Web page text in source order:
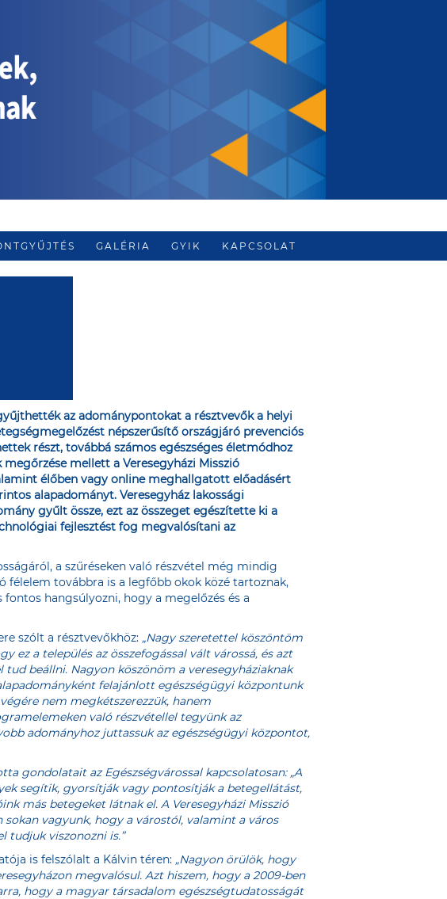
GALÉRIA GYIK KAPCSOLAT
az adománypontokat a résztvevők a helyi
népszerűsítő országjáró prevenciós
részt, továbbá számos egészséges életmódhoz
mellett a Veresegyházi Misszió
élőben vagy online meghallgatott előadásért
alapadományt. Veresegyház lakossági
gyűlt össze, ezt az összeget egészítette ki a
fejlesztést fog megvalósítani az
a szűréseken való részvétel még mindig
félelem továbbra is a legfőbb okok közé tartoznak,
hangsúlyozni, hogy a megelőzés és a
szólt a résztvevőkhöz: „Nagy szeretettel köszöntöm
ez a település az összefogással vált várossá, és azt
beállni. Nagyon köszönöm a veresegyháziaknak
felajánlott egészségügyi központunk
nem megkétszerezzük, hanem
való részvétellel tegyünk az
adományhoz juttassuk az egészségügyi központot,
gondolatait az Egészségvárossal kapcsolatosan: „A
segítik, gyorsítják vagy pontosítják a betegellátást,
más betegeket látnak el. A Veresegyházi Misszió
vagyunk, hogy a várostól, valamint a város
tudjuk viszonozni is.”
is felszólalt a Kálvin téren: „Nagyon örülök, hogy
megvalósul. Azt hiszem, hogy a 2009-ben
hogy a magyar társadalom egészségtudatosságát